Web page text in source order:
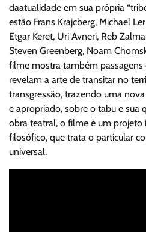
daatualidade em sua própria
estão Frans Krajcberg, Michael
Etgar Keret, Uri Avneri, Reb
Steven Greenberg, Noam
filme mostra também
revelam a arte de transitar no
transgressão, trazendo uma
e apropriado, sobre o tabu e sua
obra teatral, o filme é um projeto
filosófico, que trata o particular
universal.